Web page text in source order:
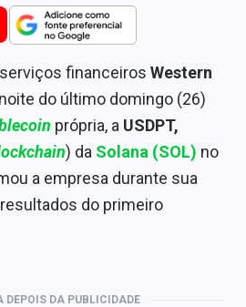
financeiros Western
do último domingo (26)
própria, a USDPT,
) da Solana (SOL) no
a empresa durante sua
do primeiro
DEPOIS DA PUBLICIDADE